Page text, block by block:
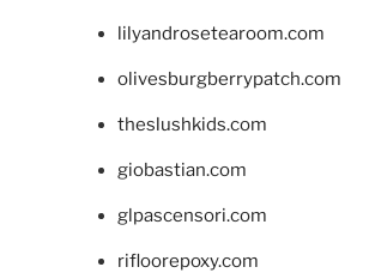
lilyandrosetearoom.com
olivesburgberrypatch.com
theslushkids.com
giobastian.com
glpascensori.com
rifloorepoxy.com